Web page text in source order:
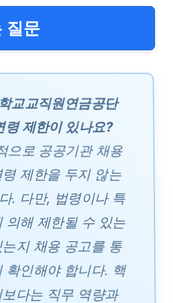
질문
교교직원연금공단
령 제한이 있나요?
으로 공공기관 채용
제한을 두지 않는
. 다만, 법령이나 특
의해 제한될 수 있는
지 채용 공고를 통
확인해야 합니다. 핵
다는 직무 역량과